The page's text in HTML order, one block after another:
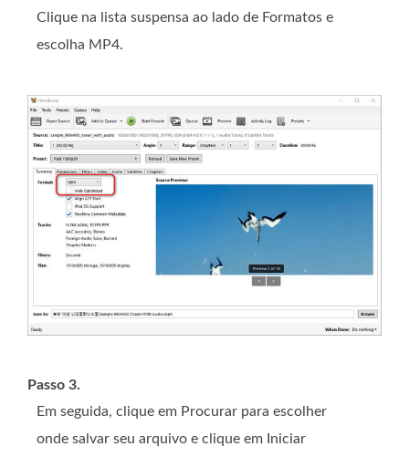
Clique na lista suspensa ao lado de Formatos e
escolha MP4.
Passo 3.
Em seguida, clique em Procurar para escolher
onde salvar seu arquivo e clique em Iniciar